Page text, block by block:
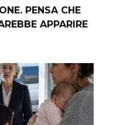
PENSA CHE
APPARIRE